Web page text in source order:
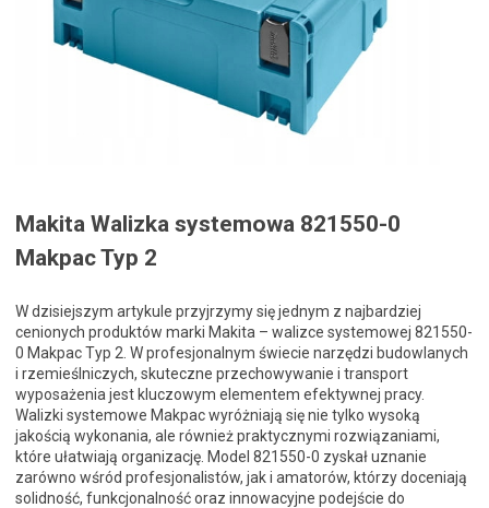
Makita Walizka systemowa 821550-0
Makpac Typ 2
W dzisiejszym artykule przyjrzymy się jednym z najbardziej
cenionych produktów marki Makita – walizce systemowej 821550-
0 Makpac Typ 2. W profesjonalnym świecie narzędzi budowlanych
i rzemieślniczych, skuteczne przechowywanie i transport
wyposażenia jest kluczowym elementem efektywnej pracy.
Walizki systemowe Makpac wyróżniają się nie tylko wysoką
jakością wykonania, ale również praktycznymi rozwiązaniami,
które ułatwiają organizację. Model 821550-0 zyskał uznanie
zarówno wśród profesjonalistów, jak i amatorów, którzy doceniają
solidność, funkcjonalność oraz innowacyjne podejście do